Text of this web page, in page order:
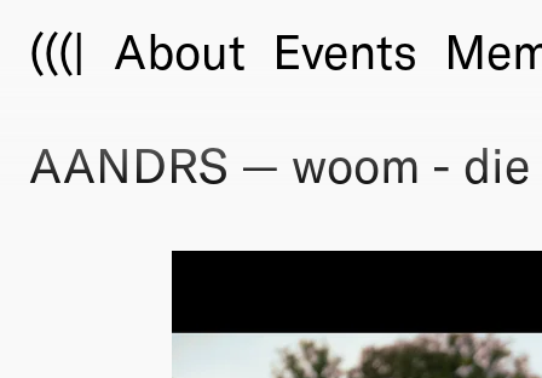
(((| About Events
AANDRS — woom - die